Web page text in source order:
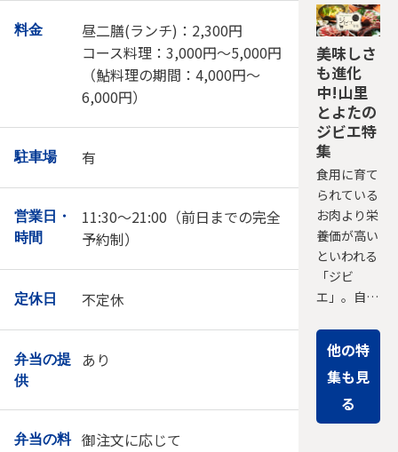
料金
昼二膳(ランチ)：2,300円
コース料理：3,000円～5,000円
（鮎料理の期間：4,000円～
6,000円）
駐車場 有
営業日・
時間
11:30～21:00（前日までの完全
予約制）
定休日 不定休
弁当の提
供
あり
弁当の料
御注文に応じて
美味しさ
も進化
中!山里
とよたの
ジビエ特
集
食用に育て
られている
お肉より栄
養価が高い
といわれる
「ジビ
エ」。自…
他の特
集も見
る